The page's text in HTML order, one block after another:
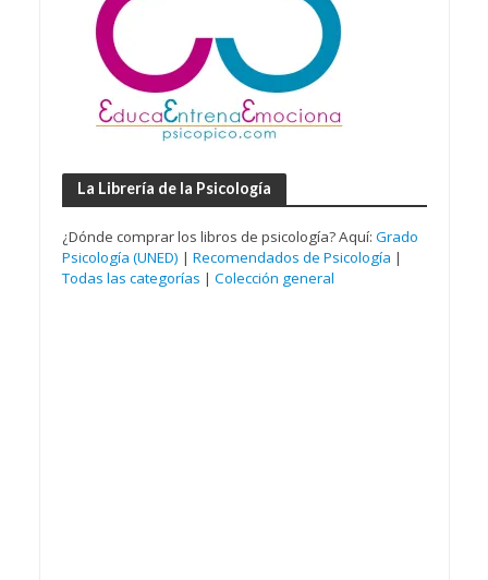
La Librería de la Psicología
¿Dónde comprar los libros de psicología? Aquí: Grado
Psicología (UNED) | Recomendados de Psicología |
Todas las categorías | Colección general